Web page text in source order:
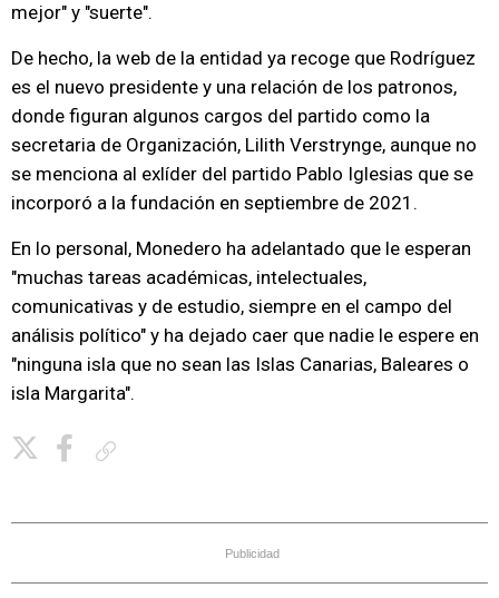
mejor" y "suerte".
De hecho, la web de la entidad ya recoge que Rodríguez
es el nuevo presidente y una relación de los patronos,
donde figuran algunos cargos del partido como la
secretaria de Organización, Lilith Verstrynge, aunque no
se menciona al exlíder del partido Pablo Iglesias que se
incorporó a la fundación en septiembre de 2021.
En lo personal, Monedero ha adelantado que le esperan
"muchas tareas académicas, intelectuales,
comunicativas y de estudio, siempre en el campo del
análisis político" y ha dejado caer que nadie le espere en
"ninguna isla que no sean las Islas Canarias, Baleares o
isla Margarita".
Publicidad